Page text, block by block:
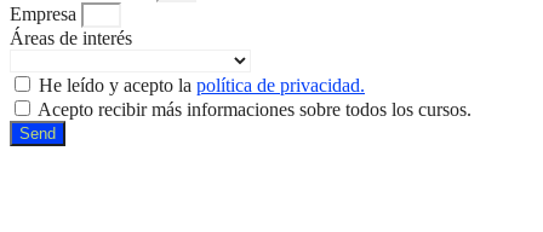
Empresa
Áreas de interés
He leído y acepto la política de privacidad.
Acepto recibir más informaciones sobre todos los cursos.
Send